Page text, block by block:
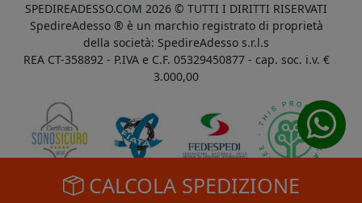
CALCOLA SPEDIZIONE
SPEDIREADESSO.COM 2026 © TUTTI I DIRITTI RISERVATI
SpedireAdesso ® è un marchio registrato di proprietà
della società: SpedireAdesso s.r.l.s
REA CT-358892 - P.IVA e C.F. 05329450877 - cap. soc. i.v. €
3.000,00